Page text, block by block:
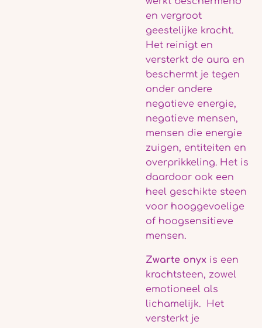
en vergroot
geestelijke kracht.
Het reinigt en
versterkt de aura en
beschermt je tegen
onder andere
negatieve energie,
negatieve mensen,
mensen die energie
zuigen, entiteiten en
overprikkeling. Het is
daardoor ook een
heel geschikte steen
voor hooggevoelige
of hoogsensitieve
mensen.
Zwarte onyx is een
krachtsteen, zowel
emotioneel als
lichamelijk. Het
versterkt je